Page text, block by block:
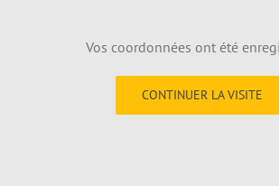
Vos coordonnées ont été
CONTINUER LA VISITE